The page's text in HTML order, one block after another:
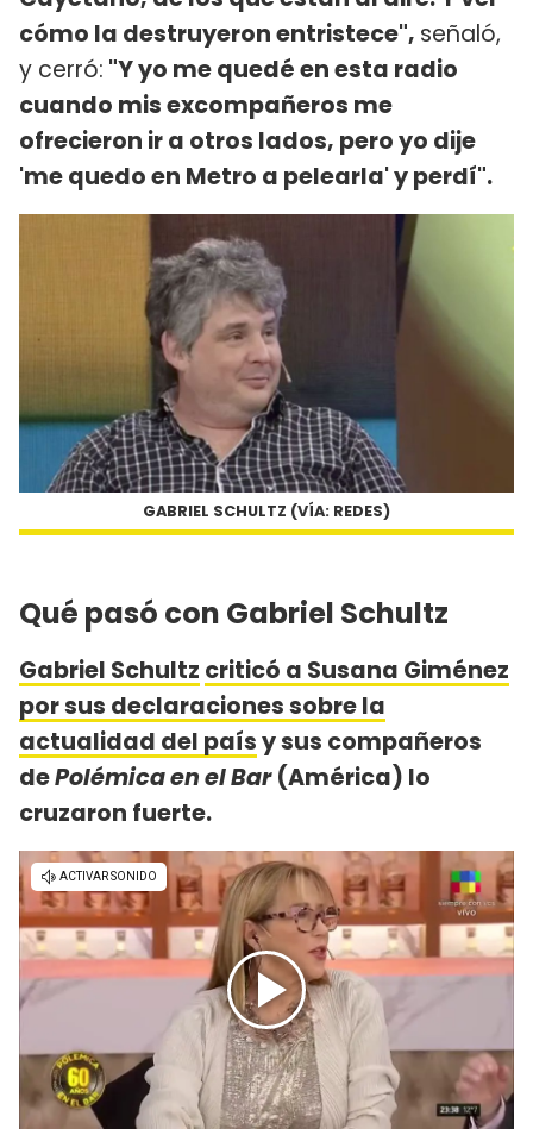
cómo la destruyeron entristece", señaló,
y cerró: "Y yo me quedé en esta radio
cuando mis excompañeros me
ofrecieron ir a otros lados, pero yo dije
'me quedo en Metro a pelearla' y perdí".
GABRIEL SCHULTZ (VÍA: REDES)
Qué pasó con Gabriel Schultz
Gabriel Schultz criticó a Susana Giménez
por sus declaraciones sobre la
actualidad del paísy sus compañeros
dePolémica en el Bar(América) lo
cruzaron fuerte.